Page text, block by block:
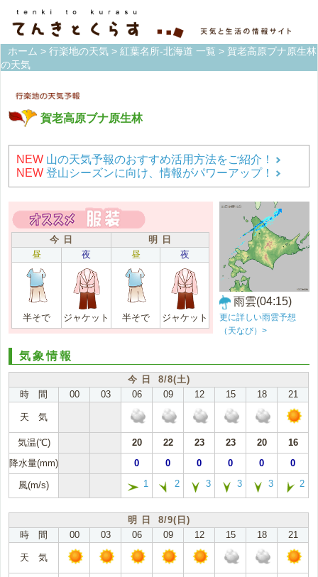
ホーム > 行楽地の天気 > 紅葉名所-北海道 一覧 > 賀老高原ブナ原生林
の天気
賀老高原ブナ原生林
NEW 山の天気予報のおすすめ活用方法をご紹介！
NEW 登山シーズンに向け、情報がパワーアップ！
今 日
明 日
昼
夜 昼 夜
半そで ジャケット 半そで ジャケット
雨雲(04:15)
更に詳しい雨雲予想
（天なび）>
気象情報
今 日 8/8(土)
時 間
00 03 06 09 12 15 18 21
天 気
気温(℃) 20 22 23 23 20
16
降水量(mm)
0 0 0 0 0 0
風(m/s) 1 2 3 3 3 2
明 日 8/9(日)
時 間
00 03 06 09 12 15 18 21
天 気